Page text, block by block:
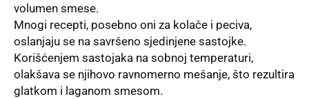
volumen smese.
Mnogi recepti, posebno oni za kolače i peciva,
oslanjaju se na savršeno sjedinjene sastojke.
Korišćenjem sastojaka na sobnoj temperaturi,
olakšava se njihovo ravnomerno mešanje, što rezultira
glatkom i laganom smesom.